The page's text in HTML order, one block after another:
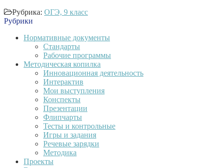
Рубрика: ОГЭ, 9 класс
Рубрики
Нормативные документы
Стандарты
Рабочие программы
Методическая копилка
Инновационная деятельность
Интерактив
Мои выступления
Конспекты
Презентации
Флипчарты
Тесты и контрольные
Игры и задания
Речевые зарядки
Методика
Проекты